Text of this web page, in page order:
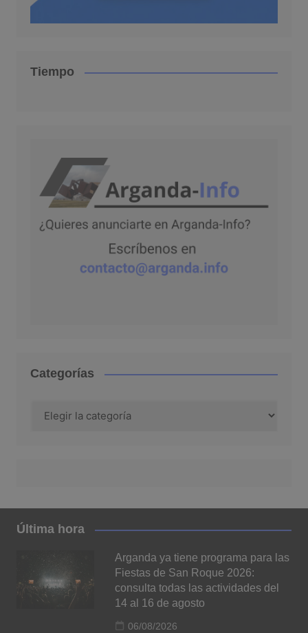
Tiempo
Categorías
Última hora
Arganda ya tiene programa para las
Fiestas de San Roque 2026:
consulta todas las actividades del
14 al 16 de agosto
06/08/2026